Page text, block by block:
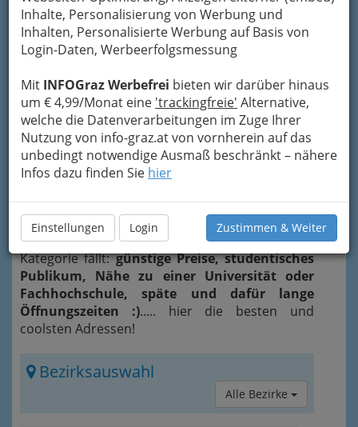
Inhalte, Personalisierung von Werbung und
Inhalten, Personalisierte Werbung auf Basis von
Login-Daten, Werbeerfolgsmessung
Mit INFOGraz Werbefrei bieten wir darüber hinaus
um € 4,99/Monat eine 'trackingfreie' Alternative,
welche die Datenverarbeitungen im Zuge Ihrer
Nutzung von info-graz.at von vornherein auf das
unbedingt notwendige Ausmaß beschränkt – nähere
Infos dazu finden Sie hier
Einstellungen Login Zustimmen & Weiter
Es gibtBeispiele berühmter Studentenlokalein
WikipediA , wobei wir als Grazer besonders stolz
sein dürfen, dass„unser“ Theatercafé
dort
erwähnt wird. Zu diesem und zum wohl
berühmtesten Studentenlokal „Auerbachs
Keller“.
Wir haben hier versucht, einige Dinge zu
berücksichtigen, damit ein Lokal in diese
Kategorie fällt:günstige Preise, studentisches
Publikum, Nähe zu einer Universität oder
Fachhochschule, späte und dafür lange
Öffnungszeiten :)..... hier die besten und
coolsten Adressen!
Bezirksauswahl
Alle Bezirke